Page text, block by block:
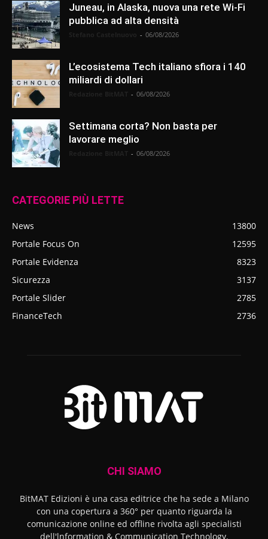
Juneau, in Alaska, nuova una rete Wi-Fi
pubblica ad alta densità
- 06/08/2026
L’ecosistema Tech italiano sfiora i 140
miliardi di dollari
- 06/08/2026
Settimana corta? Non basta per
lavorare meglio
- 06/08/2026
CATEGORIE PIÙ LETTE
News
13800
Portale Focus On
12595
Portale Evidenza
8323
Sicurezza
3137
Portale Slider
2785
FinanceTech
2736
CHI SIAMO
BitMAT Edizioni è una casa editrice che ha sede a Milano
con una copertura a 360° per quanto riguarda la
comunicazione online ed offline rivolta agli specialisti
dell'lnformation & Communication Technology.